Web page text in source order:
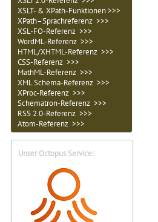
XSLT- & XPath-Funktionen >>>
XPath–Sprachreferenz >>>
XSL-FO-Referenz >>>
WordML-Referenz >>>
HTML/XHTML-Referenz >>>
CSS-Referenz >>>
MathML-Referenz >>>
XML Schema-Referenz >>>
XProc-Referenz >>>
Schematron-Referenz >>>
RSS 2.0-Referenz >>>
Atom-Referenz >>>
Unser Octopus Service: